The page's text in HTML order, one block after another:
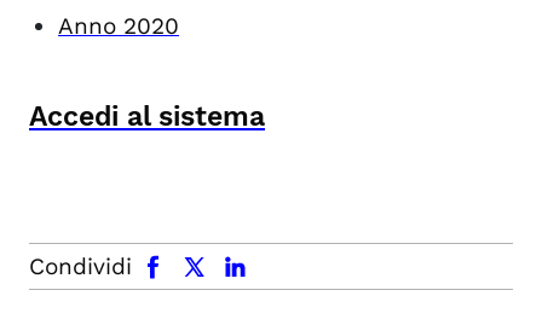
Anno 2020
Accedi al sistema
Condividi
facebook x.com linkedin